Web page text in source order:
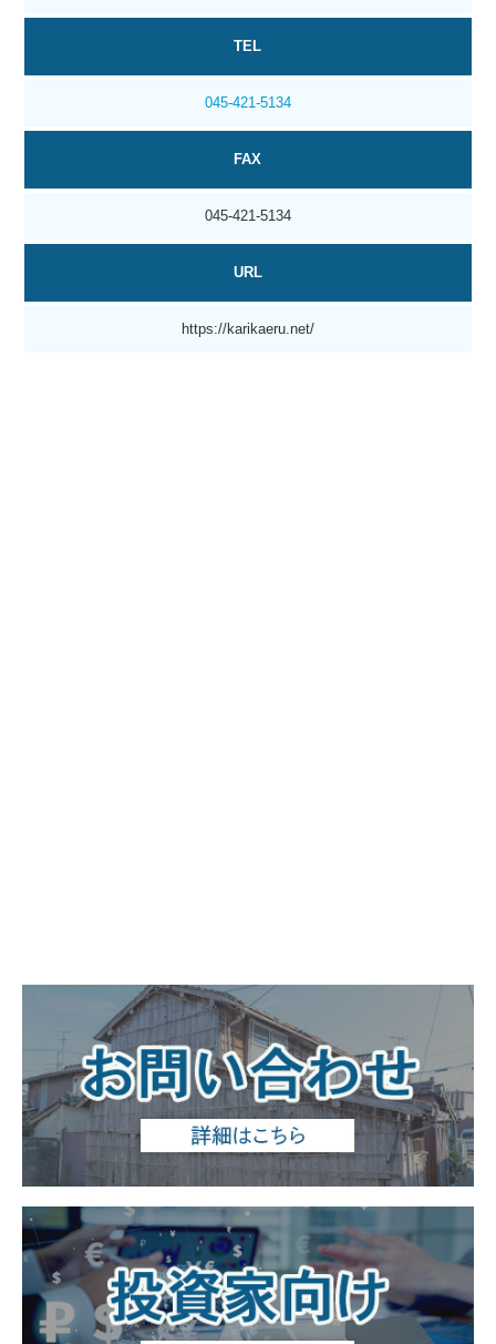
TEL
045-421-5134
FAX
045-421-5134
URL
https://karikaeru.net/